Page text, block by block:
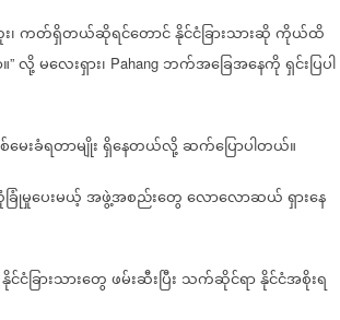
ကတ်ရှိတယ်ဆိုရင်တောင်နိုင်ငံခြားသားဆိုကိုယ်ထိ
” လို့မလေးရှား၊ Pahang ဘက်အခြေအနေကိုရှင်းပြပါ
မေးခံရတာမျိုးရှိနေတယ်လို့ဆက်ပြောပါတယ်။
ြုံမှုပေးမယ့်အဖွဲ့အစည်းတွေလောလောဆယ်ရှားနေ
နိုင်ငံခြားသားတွေဖမ်းဆီးပြီး သက်ဆိုင်ရာနိုင်ငံအစိုးရ